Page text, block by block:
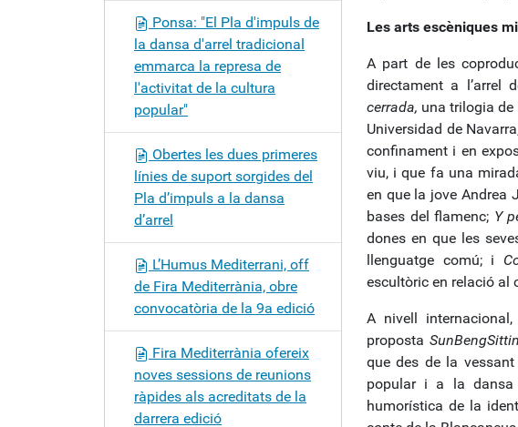
Les arts escèniques
A part de les
directament a l’arrel
cerrada, una trilogia
Universidad de
confinament i en
viu, i que fa una
en que la jove Andrea
bases del flamenc; Y
dones en que les
llenguatge comú; i
escultòric en relació al
A nivell
proposta
que des de la
popular i a la
humorística de la
Ponsa: "El Pla d'impuls de
la dansa d'arrel tradicional
emmarca la represa de
l'activitat de la cultura
popular"
Obertes les dues primeres
línies de suport sorgides del
Pla d’impuls a la dansa
d’arrel
L’Humus Mediterrani, off
de Fira Mediterrània, obre
convocatòria de la 9a edició
Fira Mediterrània ofereix
noves sessions de reunions
ràpides als acreditats de la
darrera edició